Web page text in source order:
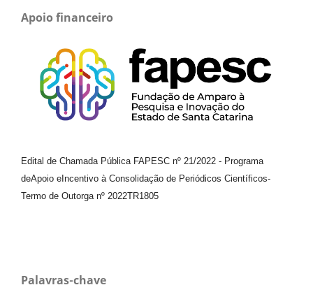
Apoio financeiro
Edital de Chamada Pública FAPESC nº 21/2022 - Programa
deApoio e Incentivo à Consolidação de Periódicos Científicos-
Termo de Outorga nº 2022TR1805
Palavras-chave